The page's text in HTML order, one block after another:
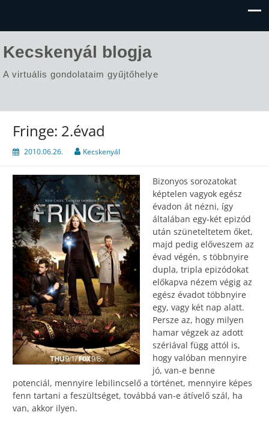
Kecskenyál blogja
A virtuális gondolataim gyűjtőhelye
Fringe: 2.évad
2010.06.26. Kecskenyál
Bizonyos sorozatokat
képtelen vagyok egész
évadon át nézni, így
általában egy-két epizód
után szüneteltetem őket,
majd pedig előveszem az
évad végén, s többnyire
dupla, tripla epizódokat
előkapva nézem végig az
egész évadot többnyire
egy, vagy két nap alatt.
Persze az, hogy milyen
hamar végzek az adott
szériával függ attól is,
hogy valóban mennyire
jó, van-e benne
potenciál, mennyire lebilincselő a történet, mennyire képes
fenn tartani a feszültséget, továbbá van-e átívelő szál, ha
van, akkor ilyen.